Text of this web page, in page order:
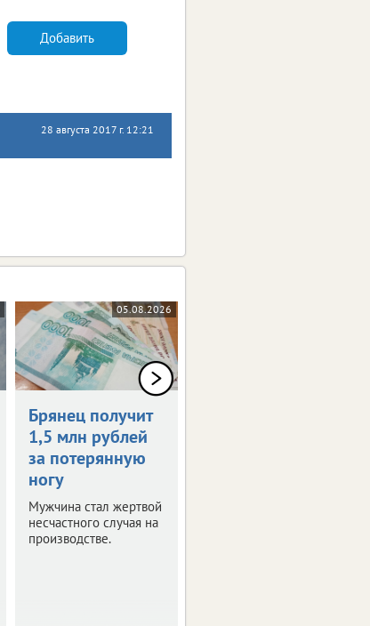
Добавить
28 августа 2017 г. 12:21
05.08.2026
Брянец получит
1,5 млн рублей
за потерянную
ногу
Мужчина стал жертвой
несчастного случая на
производстве.